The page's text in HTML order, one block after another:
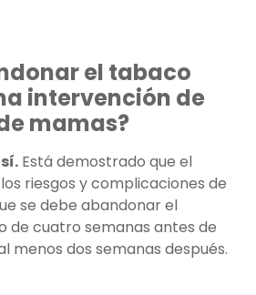
el tabaco
intervención de
mamas?
Está demostrado que el
riesgos y complicaciones de
se debe abandonar el
de cuatro semanas antes de
menos dos semanas después.